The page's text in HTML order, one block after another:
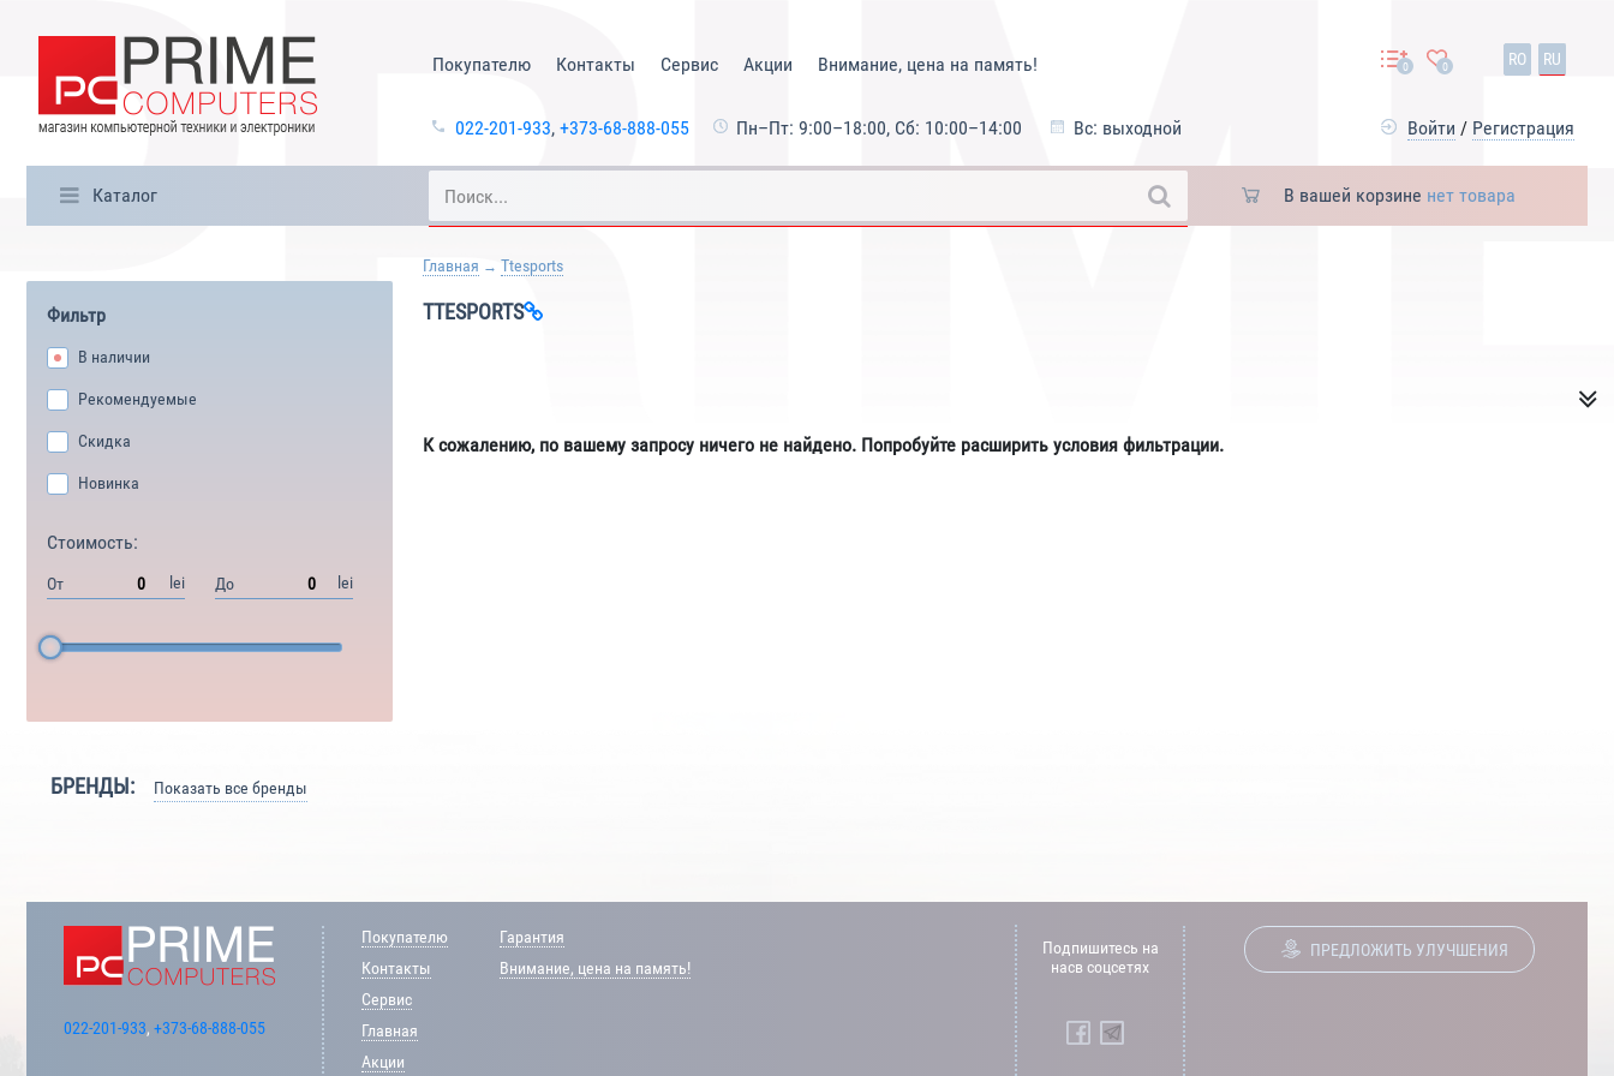
Покупателю Контакты Сервис Акции Внимание, цена на память!
022-201-933, +373-68-888-055 Пн–Пт: 9:00–18:00, Сб: 10:00–14:00 Вс: выходной
0 0 RO RU
Войти / Регистрация
Каталог В вашей корзине нет товара
Фильтр
В наличии
Рекомендуемые
Скидка
Новинка
Стоимость:
От lei До lei
Главная Ttesports
TTESPORTS
К сожалению, по вашему запросу ничего не найдено. Попробуйте расширить условия фильтрации.
БРЕНДЫ: Показать все бренды
022-201-933, +373-68-888-055
Покупателю
Контакты
Сервис
Главная
Акции
Гарантия
Внимание, цена на память!
Подпишитесь на
насв соцсетях
ПРЕДЛОЖИТЬ УЛУЧШЕНИЯ